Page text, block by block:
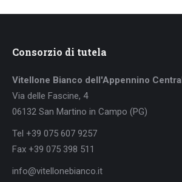
Consorzio di tutela
Vitellone Bianco dell'Appennino
Via delle Fascine, 4
06132 San Martino in Campo (PG)
Tel +39 075 607 9257
Fax +39 075 398 511
info@vitellonebianco.it